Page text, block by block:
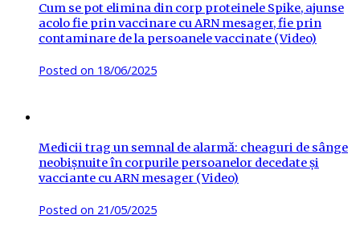
Cum se pot elimina din corp proteinele Spike, ajunse
acolo fie prin vaccinare cu ARN mesager, fie prin
contaminare de la persoanele vaccinate (Video)
Posted on 18/06/2025
Medicii trag un semnal de alarmă: cheaguri de sânge
neobișnuite în corpurile persoanelor decedate și
vacciante cu ARN mesager (Video)
Posted on 21/05/2025